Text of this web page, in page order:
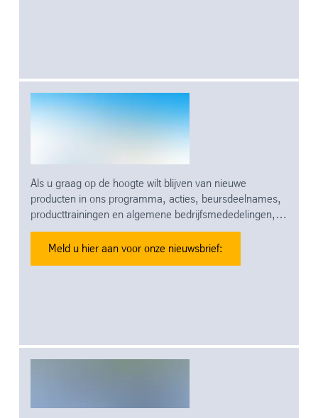
Als u graag op de hoogte wilt blijven van nieuwe
producten in ons programma, acties, beursdeelnames,
producttrainingen en algemene bedrijfsmededelingen,
meld u dan aan voor onze nieuwsbrieven.
Meld u hier aan voor onze nieuwsbrief: